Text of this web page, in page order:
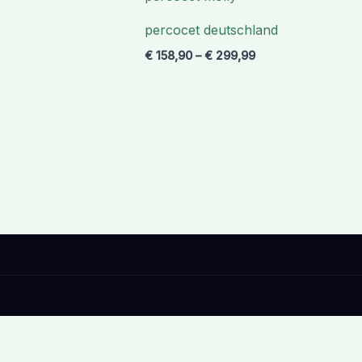
percocet deutschland
€158,90 –€299,99